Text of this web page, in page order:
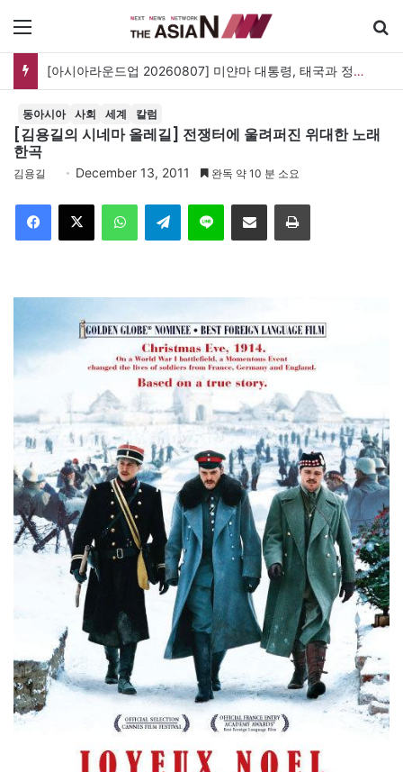
[아시아라운드업 20260807] 미얀마 대통령, 태국과 정상회담…아세안 관계개선 모색
동아시아 사회 세계 칼럼
[김용길의 시네마 올레길] 전쟁터에 울려퍼진 위대한 노래
한곡
김용길 December 13, 2011 완독 약 10 분 소요
Telegram 이메일